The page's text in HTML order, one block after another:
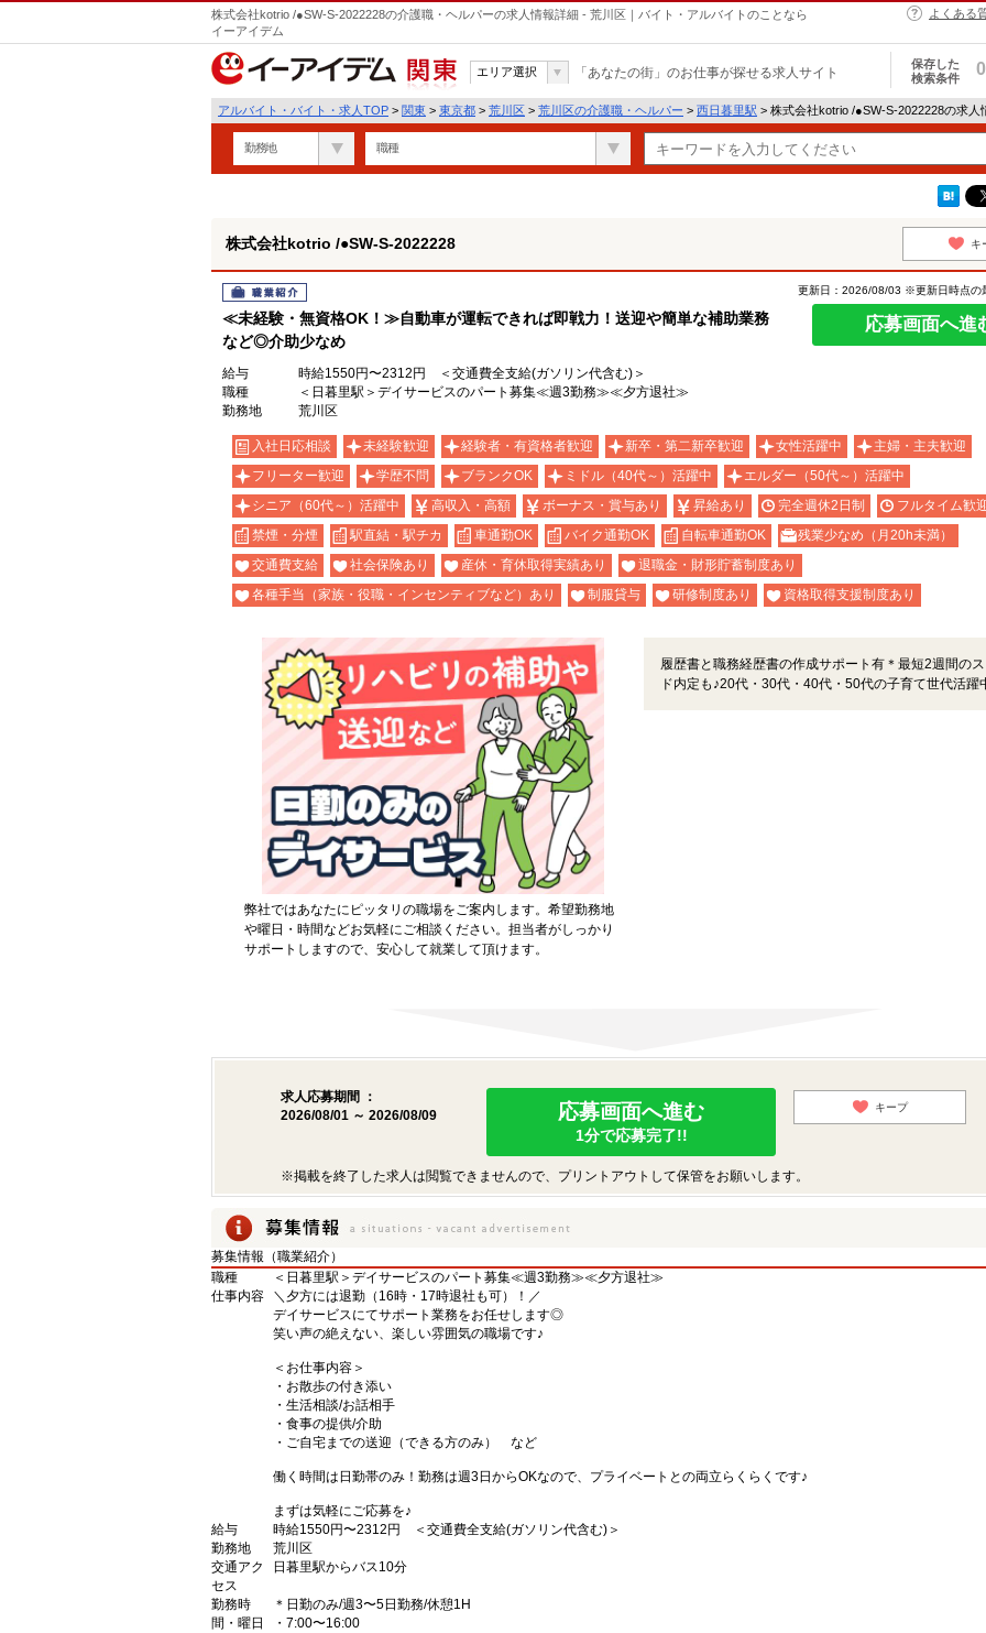
株式会社kotrio /●SW-S-2022228の介護職・ヘルパーの求人情報詳細 - 荒川区｜バイト・アルバイトのことなら
イーアイデム
よくある
関東
エリア選択 「あなたの街」のお仕事が探せる求人サイト
保存した
検索条件
0
アルバイト・バイト・求人TOP > 関東 > 東京都 > 荒川区 > 荒川区の介護職・ヘルパー > 西日暮里駅 > 株式会社kotrio /●SW-S-2022228の求人
勤務地 職種
株式会社kotrio /●SW-S-2022228 キ
職業紹介
≪未経験・無資格OK！≫自動車が運転できれば即戦力！送迎や簡単な補助業務
など◎介助少なめ
更新日：2026/08/03 ※更新日時点の
応募画面へ進
給与
時給1550円〜2312円 ＜交通費全支給(ガソリン代含む)＞
職種
＜日暮里駅＞デイサービスのパート募集≪週3勤務≫≪夕方退社≫
勤務地
荒川区
入社日応相談 未経験歓迎 経験者・有資格者歓迎 新卒・第二新卒歓迎 女性活躍中
主婦・主夫歓迎
フリーター歓迎
学歴不問 ブランクOK ミドル（40代～）活躍中
エルダー（50代～）活躍中
シニア（60代～）活躍中
高収入・高額 ボーナス・賞与あり 昇給あり 完全週休2日制
フルタイム歓
禁煙・分煙
駅直結・駅チカ 車通勤OK バイク通勤OK 自転車通勤OK
残業少なめ（月20h未満）
交通費支給
社会保険あり 産休・育休取得実績あり
退職金・財形貯蓄制度あり
各種手当（家族・役職・インセンティブなど）あり
制服貸与 研修制度あり 資格取得支援制度あり
弊社ではあなたにピッタリの職場をご案内します。希望勤務地
や曜日・時間などお気軽にご相談ください。担当者がしっかり
サポートしますので、安心して就業して頂けます。
履歴書と職務経歴書の作成サポート有＊最短2週間の
ド内定も♪20代・30代・40代・50代の子育て世代活
求人応募期間 ：
2026/08/01 ～ 2026/08/09
応募画面へ進む
1分で応募完了!!
キープ
※掲載を終了した求人は閲覧できませんので、プリントアウトして保管をお願いします。
募集情報（職業紹介）
職種
＜日暮里駅＞デイサービスのパート募集≪週3勤務≫≪夕方退社≫
仕事内容
＼夕方には退勤（16時・17時退社も可）！／
デイサービスにてサポート業務をお任せします◎
笑い声の絶えない、楽しい雰囲気の職場です♪
＜お仕事内容＞
・お散歩の付き添い
・生活相談/お話相手
・食事の提供/介助
・ご自宅までの送迎（できる方のみ） など
働く時間は日勤帯のみ！勤務は週3日からOKなので、プライベートとの両立らくらくです♪
まずは気軽にご応募を♪
給与
時給1550円〜2312円 ＜交通費全支給(ガソリン代含む)＞
勤務地
荒川区
交通アク
セス
日暮里駅からバス10分
勤務時
間・曜日
＊日勤のみ/週3〜5日勤務/休憩1H
・7:00〜16:00